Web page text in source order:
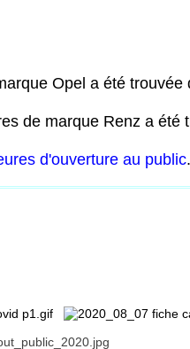
Opel a été trouvée
de marque Renz a été
d'ouverture au public.